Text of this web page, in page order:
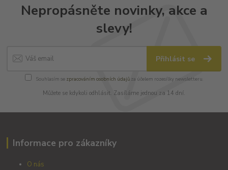
Nepropásněte novinky, akce a
slevy!
Přihlásit se
Souhlasím se zpracováním osobních údajůza účelem rozesílky newsletteru.
Můžete se kdykoli odhlásit. Zasíláme jednou za 14 dní.
Informace pro zákazníky
O nás